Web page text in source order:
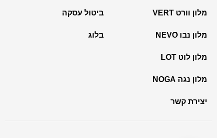
מלון וורט VERT
מלון נבו NEVO
מלון לוט LOT
מלון נגה NOGA
יצירת קשר
ביטול עסקה
בלוג